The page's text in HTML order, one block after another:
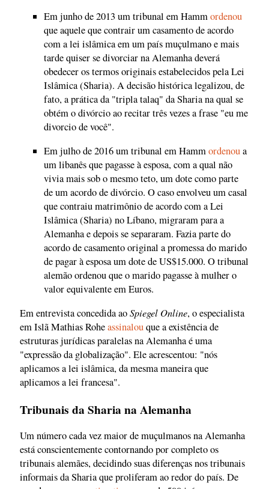
Em junho de 2013 um tribunal em Hammordenou
que aquele que contrair um casamento de acordo
com a lei islâmica em um país muçulmano e mais
tarde quiser se divorciar na Alemanha deverá
obedecer os termos originais estabelecidos pela Lei
Islâmica (Sharia). A decisão histórica legalizou, de
fato, a prática da "tripla talaq" da Sharia na qual se
obtém o divórcio ao recitar três vezes a frase "eu me
divorcio de você".
Em julho de 2016 um tribunal em Hammordenoua
um libanês que pagasse à esposa, com a qual não
vivia mais sob o mesmo teto, um dote como parte
de um acordo de divórcio. O caso envolveu um casal
que contraiu matrimônio de acordo com a Lei
Islâmica (Sharia) no Líbano, migraram para a
Alemanha e depois se separaram. Fazia parte do
acordo de casamento original a promessa do marido
de pagar à esposa um dote de US$15.000. O tribunal
alemão ordenou que o marido pagasse à mulher o
valor equivalente em Euros.
Em entrevista concedida aoSpiegel Online, o especialista
em Islã Mathias Roheassinalouque a existência de
estruturas jurídicas paralelas na Alemanha é uma
"expressão da globalização". Ele acrescentou: "nós
aplicamos a lei islâmica, da mesma maneira que
aplicamos a lei francesa".
Tribunais da Sharia na Alemanha
Um número cada vez maior de muçulmanos na Alemanha
está conscientemente contornando por completo os
tribunais alemães, decidindo suas diferenças nos tribunais
informais da Sharia que proliferam ao redor do país. De